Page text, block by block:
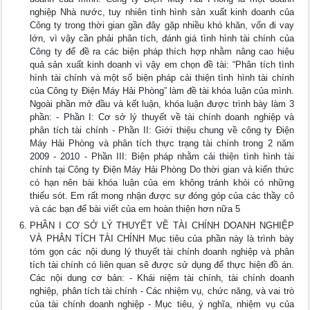
nghiệp Nhà nước, tuy nhiên tình hình sản xuất kinh doanh của
Công ty trong thời gian gần đây gặp nhiều khó khăn, vốn đi vay
lớn, vì vậy cần phải phân tích, đánh giá tình hình tài chính của
Công ty để đề ra các biện pháp thích hợp nhằm nâng cao hiệu
quả sản xuất kinh doanh vì vậy em chọn đề tài: “Phân tích tình
hình tài chính và một số biện pháp cải thiện tình hình tài chính
của Công ty Điện Máy Hải Phòng” làm đề tài khóa luận của mình.
Ngoài phần mở đầu và kết luận, khóa luận được trình bày làm 3
phần: - Phần I: Cơ sở lý thuyết về tài chính doanh nghiệp và
phân tích tài chính - Phần II: Giới thiệu chung về công ty Điện
Máy Hải Phòng và phân tích thực trạng tài chính trong 2 năm
2009 - 2010 - Phần III: Biện pháp nhằm cải thiện tình hình tài
chính tại Công ty Điện Máy Hải Phòng Do thời gian và kiến thức
có hạn nên bài khóa luận của em không tránh khỏi có những
thiếu sót. Em rất mong nhận được sự đóng góp của các thầy cô
và các bạn để bài viết của em hoàn thiện hơn nữa 5
PHẦN I CƠ SỞ LÝ THUYẾT VỀ TÀI CHÍNH DOANH NGHIỆP
VÀ PHÂN TÍCH TÀI CHÍNH Mục tiêu của phần này là trình bày
tóm gọn các nội dung lý thuyết tài chính doanh nghiệp và phân
tích tài chính có liên quan sẽ được sử dụng để thực hiện đồ án.
Các nội dung cơ bản: - Khái niệm tài chính, tài chính doanh
nghiệp, phân tích tài chính - Các nhiệm vụ, chức năng, và vai trò
của tài chính doanh nghiệp - Mục tiêu, ý nghĩa, nhiệm vụ của